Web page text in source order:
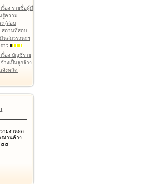
รื่อง รายชื่อผู้มี
รู้ความ
(สอบ
สถานที่สอบ
มินสมรรถนะฯ
าว
รื่อง บัญชีราย
างเป็นลูกจ้าง
จังหวัด
ายงานผล
รงานค้าง
๕๕